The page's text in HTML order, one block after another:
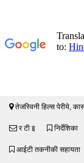
तेजस्विनी हिल्स पेरीये,
र टी इ निर्देशिका
आईटी तकनीकी सहायता